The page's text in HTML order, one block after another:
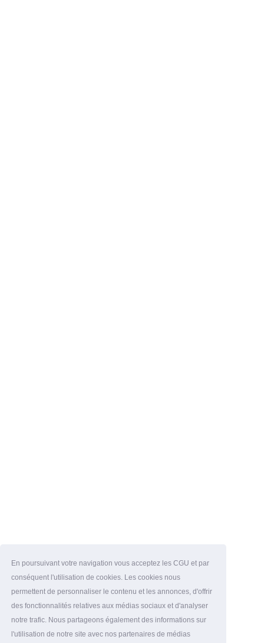
En poursuivant votre navigation vous acceptez les CGU et par
conséquent l'utilisation de cookies. Les cookies nous
permettent de personnaliser le contenu et les annonces, d'offrir
des fonctionnalités relatives aux médias sociaux et d'analyser
notre trafic. Nous partageons également des informations sur
l'utilisation de notre site avec nos partenaires de médias